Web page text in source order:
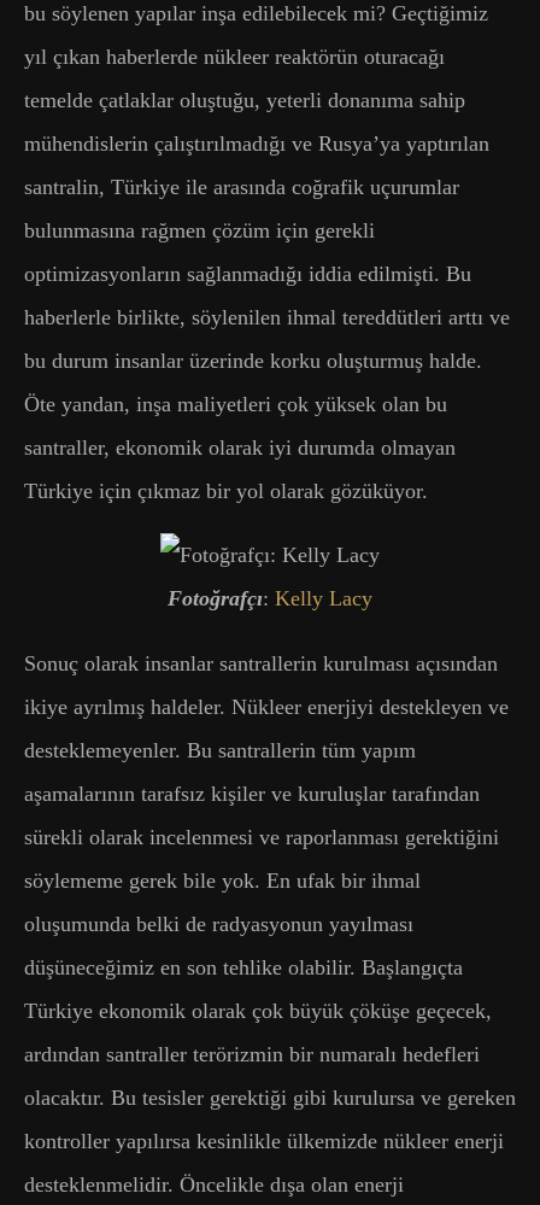
bu söylenen yapılar inşa edilebilecek mi? Geçtiğimiz
yıl çıkan haberlerde nükleer reaktörün oturacağı
temelde çatlaklar oluştuğu, yeterli donanıma sahip
mühendislerin çalıştırılmadığı ve Rusya’ya yaptırılan
santralin, Türkiye ile arasında coğrafik uçurumlar
bulunmasına rağmen çözüm için gerekli
optimizasyonların sağlanmadığı iddia edilmişti. Bu
haberlerle birlikte, söylenilen ihmal tereddütleri arttı ve
bu durum insanlar üzerinde korku oluşturmuş halde.
Öte yandan, inşa maliyetleri çok yüksek olan bu
santraller, ekonomik olarak iyi durumda olmayan
Türkiye için çıkmaz bir yol olarak gözüküyor.
Fotoğrafçı: Kelly Lacy
Sonuç olarak insanlar santrallerin kurulması açısından
ikiye ayrılmış haldeler. Nükleer enerjiyi destekleyen ve
desteklemeyenler. Bu santrallerin tüm yapım
aşamalarının tarafsız kişiler ve kuruluşlar tarafından
sürekli olarak incelenmesi ve raporlanması gerektiğini
söylememe gerek bile yok. En ufak bir ihmal
oluşumunda belki de radyasyonun yayılması
düşüneceğimiz en son tehlike olabilir. Başlangıçta
Türkiye ekonomik olarak çok büyük çöküşe geçecek,
ardından santraller terörizmin bir numaralı hedefleri
olacaktır. Bu tesisler gerektiği gibi kurulursa ve gereken
kontroller yapılırsa kesinlikle ülkemizde nükleer enerji
desteklenmelidir. Öncelikle dışa olan enerji